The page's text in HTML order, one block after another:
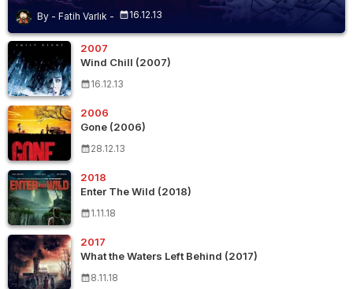
Fatih Varlık 16.12.13
2007
Wind Chill (2007)
16.12.13
2006
Gone (2006)
28.12.13
2018
Enter The Wild (2018)
1.11.18
2017
What the Waters Left Behind (2017)
8.11.18